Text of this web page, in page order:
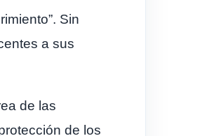
Sin
a sus
de las
de los